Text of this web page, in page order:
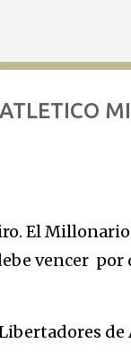
El
vencer por
de